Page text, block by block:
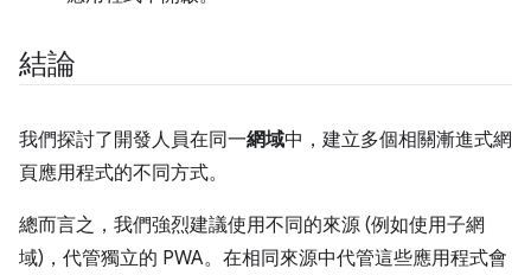
結論
我們探討了開發人員在同一網域中，建立多個相關漸進式網
頁應用程式的不同方式。
總而言之，我們強烈建議使用不同的來源 (例如使用子網
域)，代管獨立的 PWA。在相同來源中代管這些應用程式會